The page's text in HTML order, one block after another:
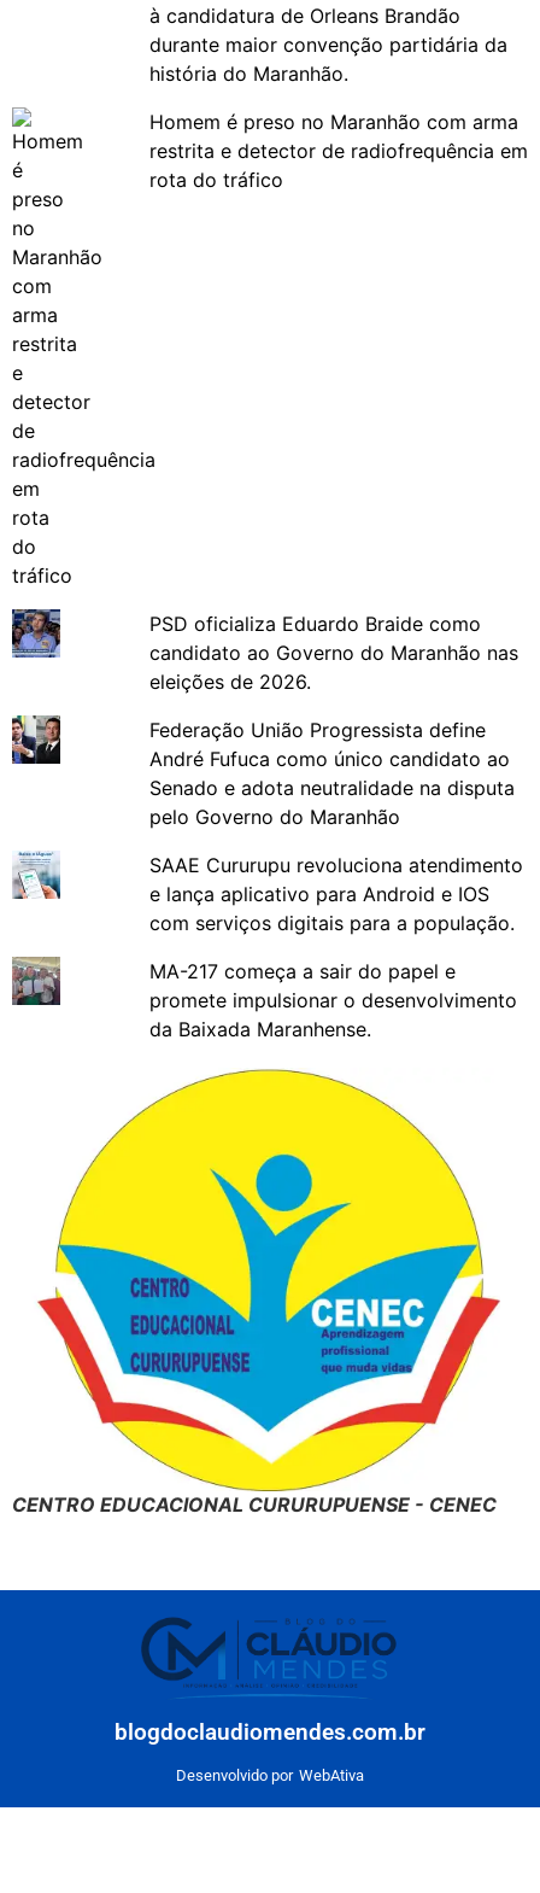
à candidatura de Orleans Brandão
durante maior convenção partidária da
história do Maranhão.
Homem é preso no Maranhão com arma
restrita e detector de radiofrequência em
rota do tráfico
PSD oficializa Eduardo Braide como
candidato ao Governo do Maranhão nas
eleições de 2026.
Federação União Progressista define
André Fufuca como único candidato ao
Senado e adota neutralidade na disputa
pelo Governo do Maranhão
SAAE Cururupu revoluciona atendimento
e lança aplicativo para Android e IOS
com serviços digitais para a população.
MA-217 começa a sair do papel e
promete impulsionar o desenvolvimento
da Baixada Maranhense.
CENTRO EDUCACIONAL CURURUPUENSE - CENEC
blogdoclaudiomendes.com.br
Desenvolvido por WebAtiva